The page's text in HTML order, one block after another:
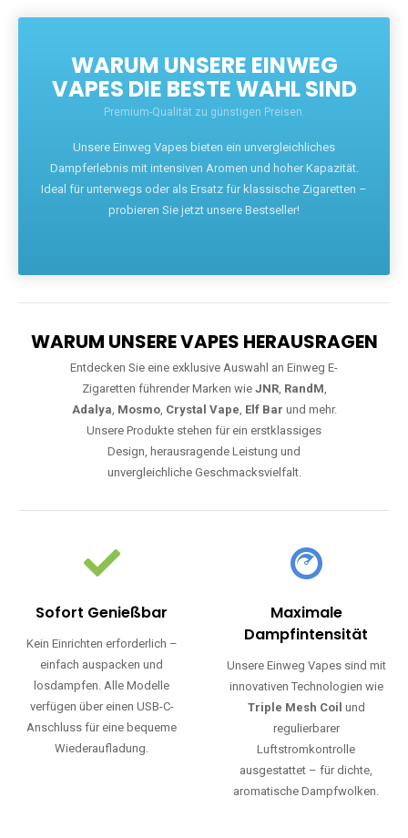
WARUM UNSERE EINWEG
VAPES DIE BESTE WAHL SIND
Premium-Qualität zu günstigen Preisen.
Unsere Einweg Vapes bieten ein unvergleichliches
Dampferlebnis mit intensiven Aromen und hoher Kapazität.
Ideal für unterwegs oder als Ersatz für klassische Zigaretten –
probieren Sie jetzt unsere Bestseller!
WARUM UNSERE VAPES HERAUSRAGEN
Entdecken Sie eine exklusive Auswahl an Einweg E-
Zigaretten führender Marken wie JNR, RandM,
Adalya, Mosmo, Crystal Vape, Elf Bar und mehr.
Unsere Produkte stehen für ein erstklassiges
Design, herausragende Leistung und
unvergleichliche Geschmacksvielfalt.
Sofort Genießbar
Kein Einrichten erforderlich –
einfach auspacken und
losdampfen. Alle Modelle
verfügen über einen USB-C-
Anschluss für eine bequeme
Wiederaufladung.
Maximale
Dampfintensität
Unsere Einweg Vapes sind mit
innovativen Technologien wie
Triple Mesh Coil und
regulierbarer
Luftstromkontrolle
ausgestattet – für dichte,
aromatische Dampfwolken.